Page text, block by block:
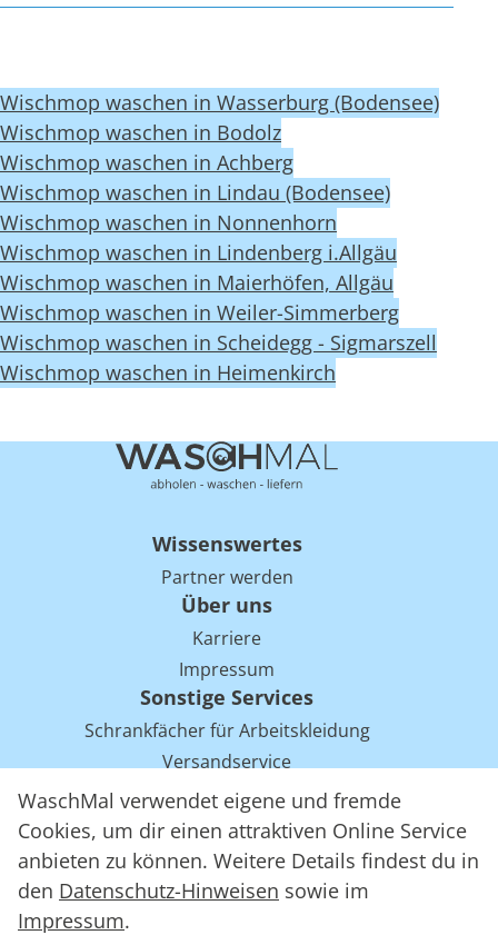
WaschMal verwendet eigene und fremde
Cookies, um dir einen attraktiven Online Service
anbieten zu können. Weitere Details findest du in
den Datenschutz-Hinweisen sowie im
Impressum.
Wischmop waschen in Wasserburg (Bodensee)
Wischmop waschen in Bodolz
Wischmop waschen in Achberg
Wischmop waschen in Lindau (Bodensee)
Wischmop waschen in Nonnenhorn
Wischmop waschen in Lindenberg i.Allgäu
Wischmop waschen in Maierhöfen, Allgäu
Wischmop waschen in Weiler-Simmerberg
Wischmop waschen in Scheidegg - Sigmarszell
Wischmop waschen in Heimenkirch
Wissenswertes
Partner werden
Über uns
Karriere
Impressum
Sonstige Services
Schrankfächer für Arbeitskleidung
Versandservice
Einsparpotentiale für Mietwäsche bei Arbeitskleidung
Arbeitskleidung Tracking mit RFID
WaschMal GmbH 2016 – 2026